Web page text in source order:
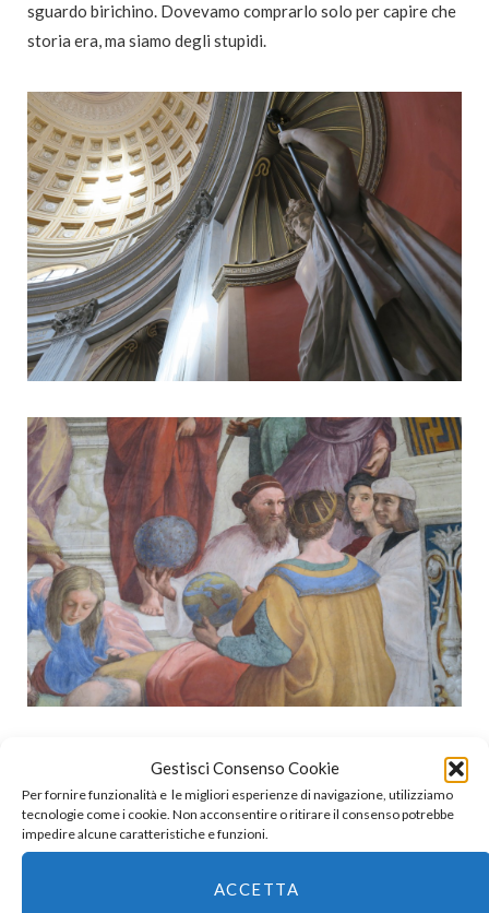
Gestisci Consenso Cookie
Per fornire funzionalità e le migliori esperienze di navigazione, utilizziamo
tecnologie come i cookie. Non acconsentire o ritirare il consenso potrebbe
impedire alcune caratteristiche e funzioni.
ACCETTA
sguardo birichino. Dovevamo comprarlo solo per capire che
storia era, ma siamo degli stupidi.